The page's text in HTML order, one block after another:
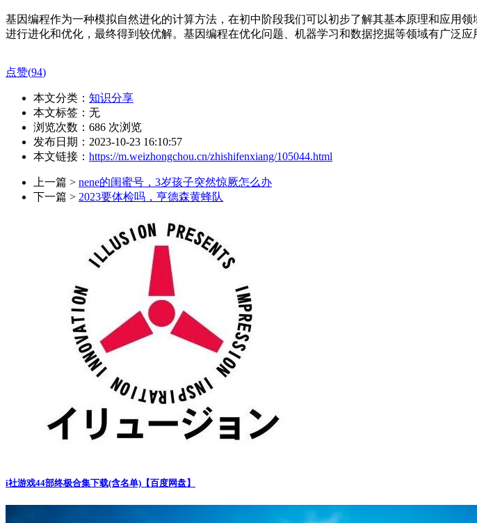
基因编程作为一种模拟自然进化的计算方法，在初中阶段我们可以初步了解其基本原理和应用
进行进化和优化，最终得到较优解。基因编程在优化问题、机器学习和数据挖掘等领域有广泛应
点赞(94)
本文分类： 知识分享
本文标签：无
浏览次数： 686 次浏览
发布日期：2023-10-23 16:10:57
本文链接： https://m.weizhongchou.cn/zhishifenxiang/105044.html
上一篇 > nene的闺蜜号，3岁孩子突然惊厥怎么办
下一篇 > 2023要体检吗，亨德森黄蜂队
i社游戏44部终极合集下载(含名单)【百度网盘】